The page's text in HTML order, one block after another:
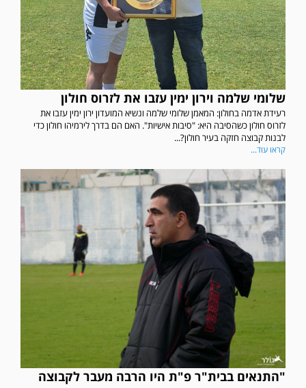
שלומי שלמה וירון ימין עזבו את לזרוס חולון
רעידת אדמה בחולון: המאמן שלומי שלמה ונשיא המועדון ירון ימין עזבו את
לזרוס חולון כשהסיבה היא: "סיבות אישיות". האם הם בדרך לירמיהו חולון כדי
לבנות קבוצה חזקה בעיר חולון?...
קראו עוד...
"התנאים בבית"ר פ"ת היו הרבה מעבר לקבוצה